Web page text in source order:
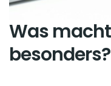
Was macht
besonders?